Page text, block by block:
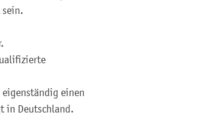
einen
in Deutschland.